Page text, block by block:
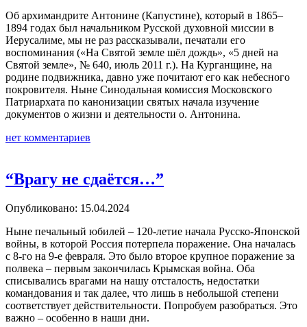
Об архимандрите Антонине (Капустине), который в 1865–
1894 годах был начальником Русской духовной миссии в
Иерусалиме, мы не раз рассказывали, печатали его
воспоминания («На Святой земле шёл дождь», «5 дней на
Святой земле», № 640, июль 2011 г.). На Курганщине, на
родине подвижника, давно уже почитают его как небесного
покровителя. Ныне Синодальная комиссия Московского
Патриархата по канонизации святых начала изучение
документов о жизни и деятельности о. Антонина.
нет комментариев
“Врагу не сдаётся…”
Опубликовано: 15.04.2024
Ныне печальный юбилей – 120-летие начала Русско-Японской
войны, в которой Россия потерпела поражение. Она началась
с 8-го на 9-е февраля. Это было второе крупное поражение за
полвека – первым закончилась Крымская война. Оба
списывались врагами на нашу отсталость, недостатки
командования и так далее, что лишь в небольшой степени
соответствует действительности. Попробуем разобраться. Это
важно – особенно в наши дни.